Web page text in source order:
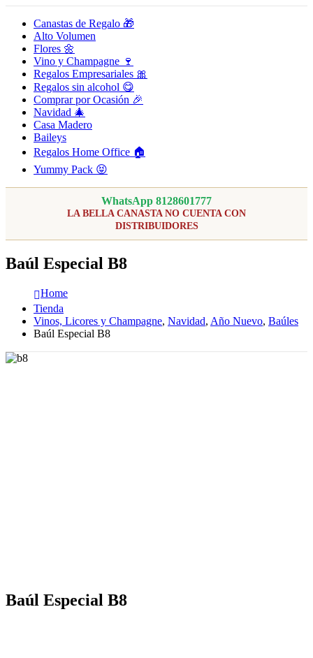
Canastas de Regalo 🎁
Alto Volumen
Flores 🌼
Vino y Champagne 🍷
Regalos Empresariales 🎀
Regalos sin alcohol 😋
Comprar por Ocasión 🎉
Navidad 🎄
Casa Madero
Baileys
Regalos Home Office 🏠
Yummy Pack 😝
WhatsApp 8128601777
LA BELLA CANASTA NO CUENTA CON
DISTRIBUIDORES
Baúl Especial B8
Home
Tienda
Vinos, Licores y Champagne, Navidad, Año Nuevo, Baúles
Baúl Especial B8
Baúl Especial B8